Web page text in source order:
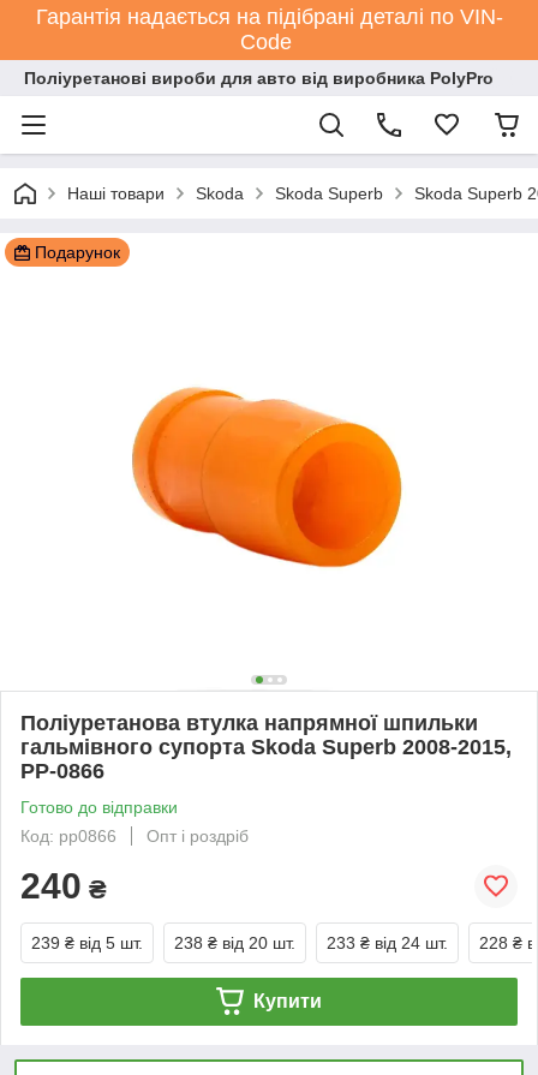
Гарантія надається на підібрані деталі по VIN-
Code
Поліуретанові вироби для авто від виробника PolyPro
Наші товари Skoda Skoda Superb Skoda Superb
Подарунок
Поліуретанова втулка напрямної шпильки
гальмівного супорта Skoda Superb 2008-2015,
PP-0866
Готово до відправки
Код: pp0866
Опт і роздріб
240 ₴
239 ₴ від 5 шт. 238 ₴ від 20 шт. 233 ₴ від 24 шт. 228 ₴
Купити